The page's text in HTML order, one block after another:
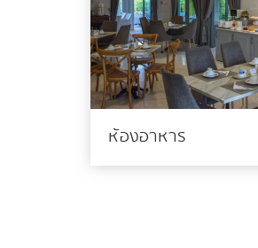
ห้องอาหาร